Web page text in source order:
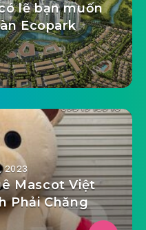
lẽ bạn muốn
Ecopark
2023
Mascot Việt
Phải Chăng